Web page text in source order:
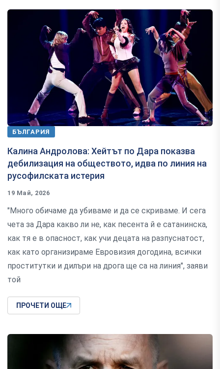
БЪЛГАРИЯ
Калина Андролова: Хейтът по Дара показва
дебилизация на обществото, идва по линия на
русофилската истерия
19 Май, 2026
"Много обичаме да убиваме и да се скриваме. И сега
чета за Дара какво ли не, как песента й е сатанинска,
как тя е в опасност, как учи децата на разпуснатост,
как като организираме Евровизия догодина, всички
проститутки и дилъри на дрога ще са на линия", заяви
той
ПРОЧЕТИ ОЩЕ